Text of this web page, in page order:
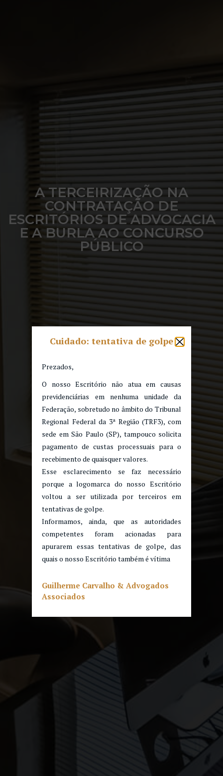
A TERCEIRIZAÇÃO NA
CONTRATAÇÃO DE
ESCRITÓRIOS DE ADVOCACIA
E A BURLA AO CONCURSO
PÚBLICO
Cuidado: tentativa de golpe
Prezados,
O nosso Escritório não atua em causas
previdenciárias em nenhuma unidade da
Federação, sobretudo no âmbito do Tribunal
Regional Federal da 3ª Região (TRF3), com
sede em São Paulo (SP), tampouco solicita
pagamento de custas processuais para o
recebimento de quaisquer valores.
Esse esclarecimento se faz necessário
porque a logomarca do nosso Escritório
voltou a ser utilizada por terceiros em
tentativas de golpe.
Informamos, ainda, que as autoridades
competentes foram acionadas para
apurarem essas tentativas de golpe, das
quais o nosso Escritório também é vítima
Guilherme Carvalho & Advogados
Associados